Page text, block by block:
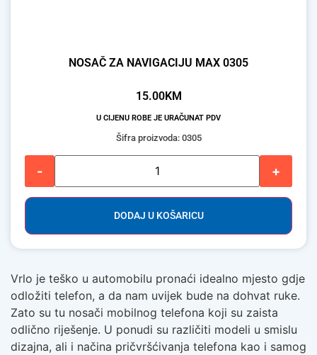
NOSAČ ZA NAVIGACIJU MAX 0305
15.00KM
U CIJENU ROBE JE URAČUNAT PDV
Šifra proizvoda: 0305
- +
DODAJ U KOŠARICU
Vrlo je teško u automobilu pronaći idealno mjesto gdje
odložiti telefon, a da nam uvijek bude na dohvat ruke.
Zato su tu nosači mobilnog telefona koji su zaista
odlično riješenje. U ponudi su različiti modeli u smislu
dizajna, ali i načina pričvršćivanja telefona kao i samog